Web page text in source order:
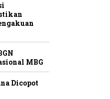
MBG
Dicopot